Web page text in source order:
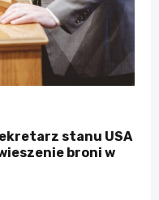
stanu USA
broni w